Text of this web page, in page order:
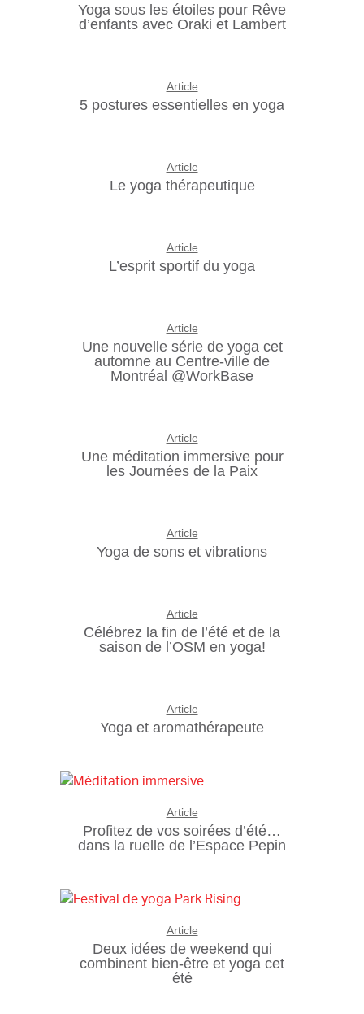
Yoga sous les étoiles pour Rêve
d’enfants avec Oraki et Lambert
Article
5 postures essentielles en yoga
Article
Le yoga thérapeutique
Article
L’esprit sportif du yoga
Article
Une nouvelle série de yoga cet
automne au Centre-ville de
Montréal @WorkBase
Article
Une méditation immersive pour
les Journées de la Paix
Article
Yoga de sons et vibrations
Article
Célébrez la fin de l’été et de la
saison de l’OSM en yoga!
Article
Yoga et aromathérapeute
Article
Profitez de vos soirées d’été…
dans la ruelle de l’Espace Pepin
Article
Deux idées de weekend qui
combinent bien-être et yoga cet
été